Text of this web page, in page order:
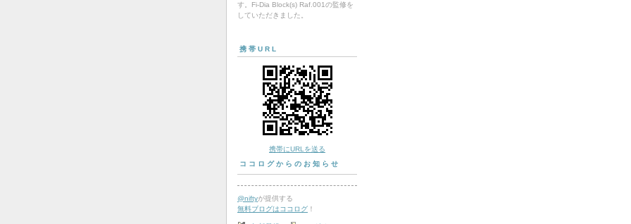
す。Fi-Dia Block(s) Raf.001の監修を
していただきました。
携帯URL
携帯にURLを送る
ココログからのお知らせ
@niftyが提供する
無料ブログはココログ ！